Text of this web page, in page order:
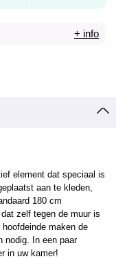
+ info
element dat speciaal is
aan te kleden,
180 cm
zelf tegen de muur is
maken de
nodig. In een paar
in uw kamer!